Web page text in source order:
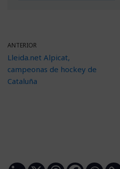
ANTERIOR
Lleida.net Alpicat,
campeonas de hockey de
Cataluña